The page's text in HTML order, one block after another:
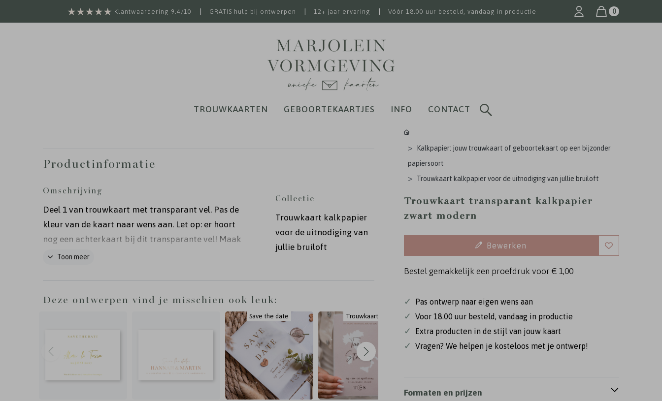
Klantwaardering 9.4/10 GRATIS hulp bij ontwerpen 12+ jaar ervaring Vóór 18.00 uur besteld, vandaag in productie 0
TROUWKAARTEN GEBOORTEKAARTJES INFO CONTACT
Productinformatie
Omschrijving
Deel 1 van trouwkaart met transparant vel. Pas de
kleur van de kaart naar wens aan. Let op: er hoort
nog een achterkaart bij dit transparante vel! Maak
het transparante vel vast aan de achterkaart d.m.v.
Toon meer
Collectie
Trouwkaart kalkpapier
voor de uitnodiging van
jullie bruiloft
Deze ontwerpen vind je misschien ook leuk:
Save the date Trouwkaart
Kalkpapier: jouw trouwkaart of geboortekaart op een bijzonder
papiersoort
Trouwkaart kalkpapier voor de uitnodiging van jullie bruiloft
Trouwkaart transparant kalkpapier
zwart modern
Bewerken
Bestel gemakkelijk een proefdruk voor € 1,00
✓ Pas ontwerp naar eigen wens aan
✓ Voor 18.00 uur besteld, vandaag in productie
✓ Extra producten in de stijl van jouw kaart
✓ Vragen? We helpen je kosteloos met je ontwerp!
Formaten en prijzen